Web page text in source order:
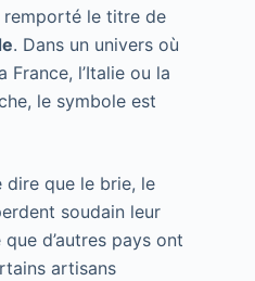
remporté le titre de
. Dans un univers où
France, l’Italie ou la
le symbole est
dire que le brie, le
soudain leur
d’autres pays ont
artisans